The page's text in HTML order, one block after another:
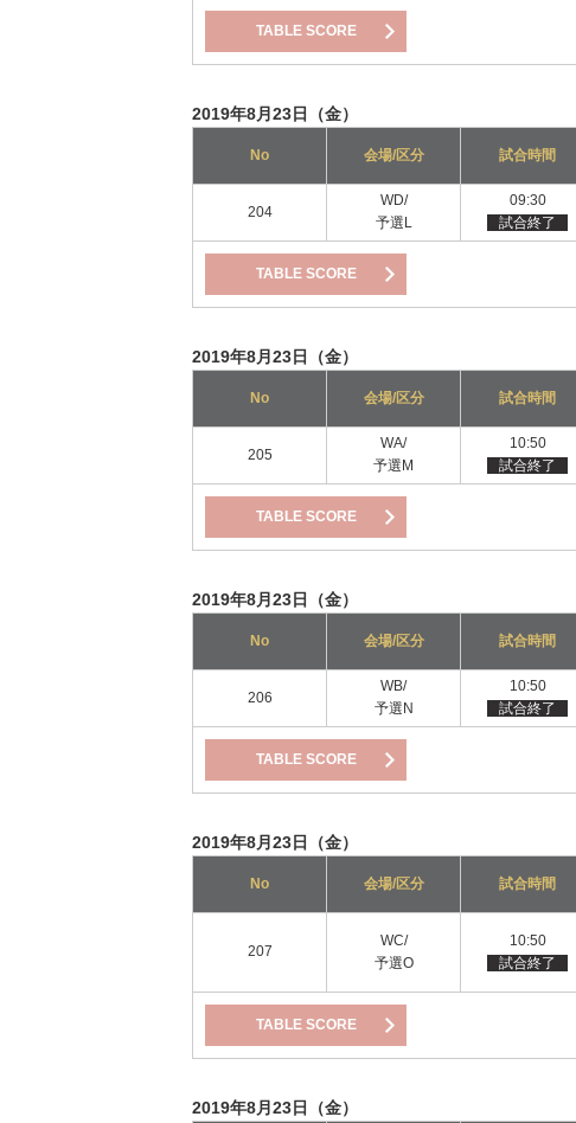
TABLE SCORE
2019年8月23日（金）
No 会場/区分 試合時間
204
WD/
予選L
09:30
試合終了
TABLE SCORE
2019年8月23日（金）
No 会場/区分 試合時間
205
WA/
予選M
10:50
試合終了
TABLE SCORE
2019年8月23日（金）
No 会場/区分 試合時間
206
WB/
予選N
10:50
試合終了
TABLE SCORE
2019年8月23日（金）
No 会場/区分 試合時間
207
WC/
予選O
10:50
試合終了
TABLE SCORE
2019年8月23日（金）